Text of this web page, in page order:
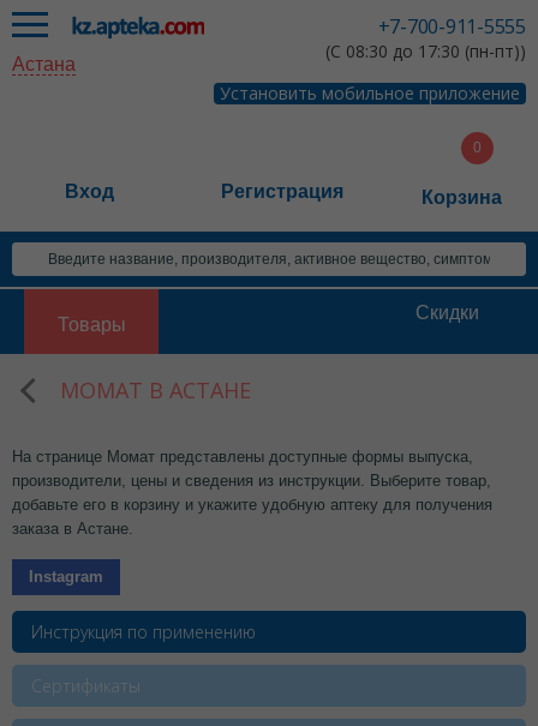
+7-700-911-5555
(С 08:30 до 17:30 (пн-пт))
Установить мобильное приложение
Астана
Вход Регистрация Корзина
Товары
Скидки
МОМАТ В АСТАНЕ
На странице Момат представлены доступные формы выпуска,
производители, цены и сведения из инструкции. Выберите товар,
добавьте его в корзину и укажите удобную аптеку для получения
заказа в Астане.
Instagram
Инструкция по применению
Сертификаты